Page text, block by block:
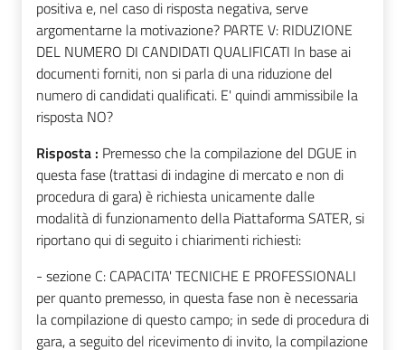
positiva e, nel caso di risposta negativa, serve
argomentarne la motivazione? PARTE V: RIDUZIONE
DEL NUMERO DI CANDIDATI QUALIFICATI In base ai
documenti forniti, non si parla di una riduzione del
numero di candidati qualificati. E' quindi ammissibile la
risposta NO?
Risposta : Premesso che la compilazione del DGUE in
questa fase (trattasi di indagine di mercato e non di
procedura di gara) è richiesta unicamente dalle
modalità di funzionamento della Piattaforma SATER, si
riportano qui di seguito i chiarimenti richiesti:
- sezione C: CAPACITA' TECNICHE E PROFESSIONALI
per quanto premesso, in questa fase non è necessaria
la compilazione di questo campo; in sede di procedura di
gara, a seguito del ricevimento di invito, la compilazione